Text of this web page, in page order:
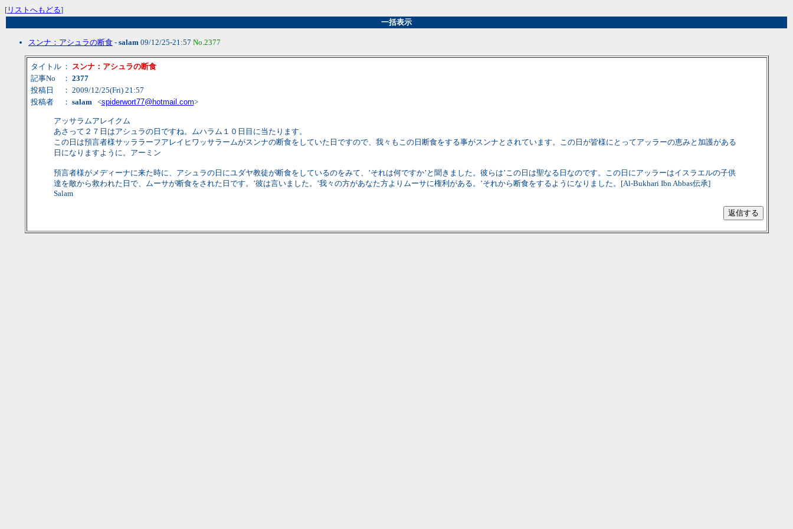
[ リストへもどる]
一括表示
スンナ：アシュラの断食 - salam 09/12/25-21:57 No.2377
タイトル ： スンナ：アシュラの断食
記事No
： 2377
投稿日
： 2009/12/25(Fri) 21:57
投稿者
： salam<spiderwort77@hotmail.com>
アッサラムアレイクム
あさって２７日はアシュラの日ですね。ムハラム１０日目に当たります。
この日は預言者様サッララーフアレイヒワッサラームがスンナの断食をしていた日ですので、我々もこの日断食をする事がスンナとされています。この日が皆様にとってアッラーの恵みと加護がある
日になりますように。アーミン
預言者様がメディーナに来た時に、アシュラの日にユダヤ教徒が断食をしているのをみて、’それは何ですか’と聞きました。彼らは’この日は聖なる日なのです。この日にアッラーはイスラエルの子供
達を敵から救われた日で、ムーサが断食をされた日です。’彼は言いました。’我々の方があなた方よりムーサに権利がある。’それから断食をするようになりました。[Al-Bukhari Ibn Abbas伝承]
Salam